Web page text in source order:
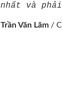
nhất và
Trần Văn Lãm /